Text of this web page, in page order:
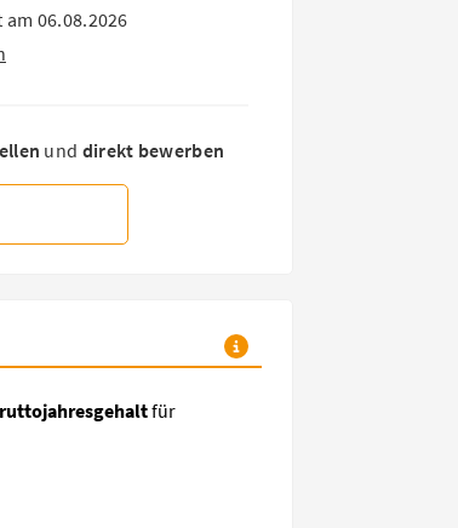
06.08.2026
und direkt bewerben
für